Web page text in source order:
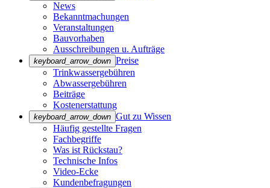
News
Bekanntmachungen
Veranstaltungen
Bauvorhaben
Ausschreibungen u. Aufträge
keyboard_arrow_down Preise
Trinkwassergebühren
Abwassergebühren
Beiträge
Kostenerstattung
keyboard_arrow_down Gut zu Wissen
Häufig gestellte Fragen
Fachbegriffe
Was ist Rückstau?
Technische Infos
Video-Ecke
Kundenbefragungen